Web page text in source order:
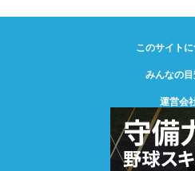
© Creative2
このサイト
みんなの
運営会